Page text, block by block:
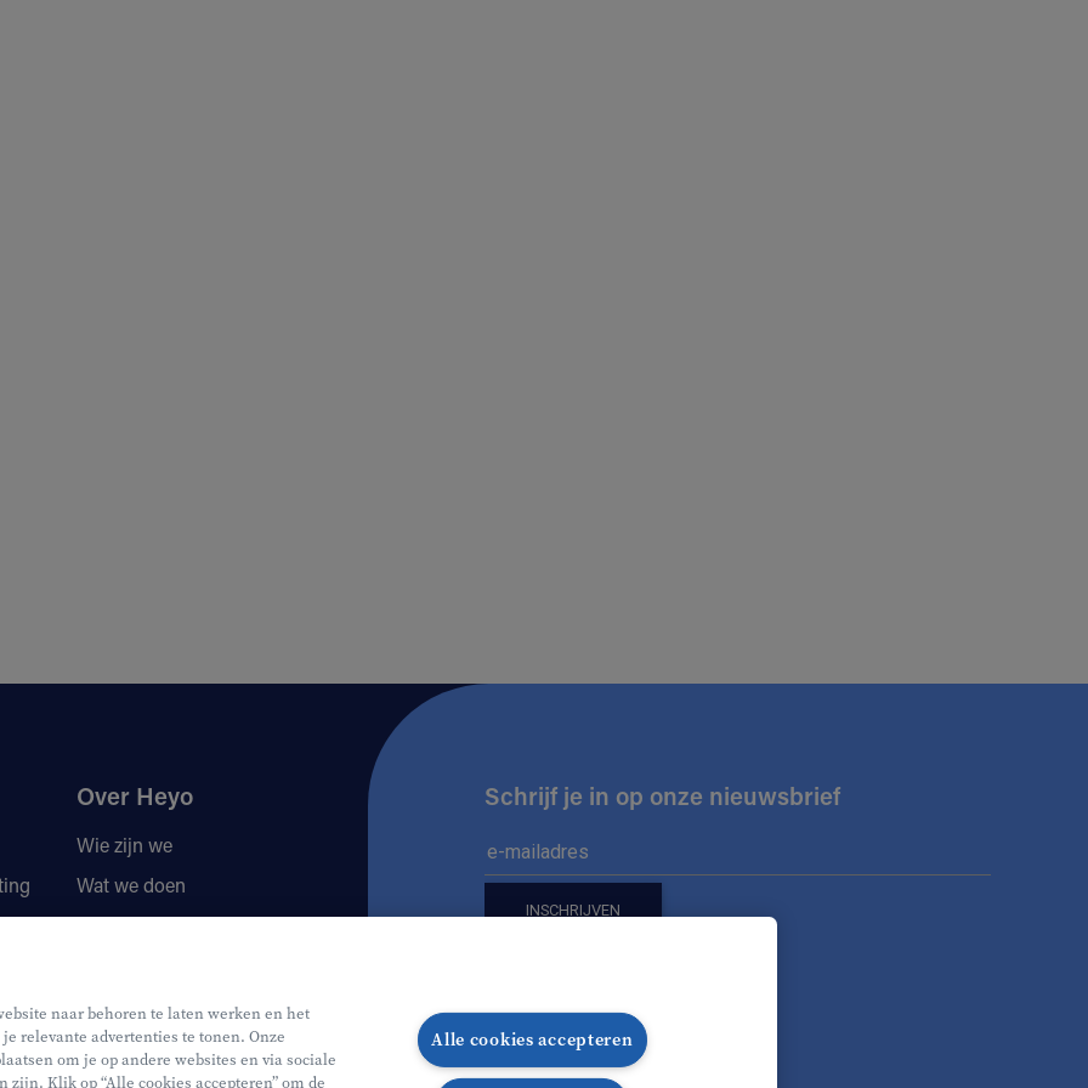
Over Heyo
Wie zijn we
Wat we doen
Locaties
Schrijf je in op onze nieuwsbrief
Volg onze Facebook pagina
Volg onze Instagram pagina
Volg onze LinkedIn pagina
Volg onze TikTok pagina
naar behoren te laten werken en het
relevante advertenties te tonen. Onze
om je op andere websites en via sociale
Klik op “Alle cookies accepteren” om de
Alle cookies accepteren